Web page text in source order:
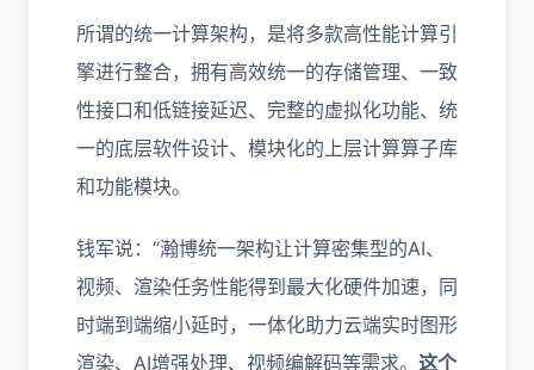
所谓的统一计算架构，是将多款高性能计算引
擎进行整合，拥有高效统一的存储管理、一致
性接口和低链接延迟、完整的虚拟化功能、统
一的底层软件设计、模块化的上层计算算子库
和功能模块。
钱军说：“瀚博统一架构让计算密集型的AI、
视频、渲染任务性能得到最大化硬件加速，同
时端到端缩小延时，一体化助力云端实时图形
渲染、AI增强处理、视频编解码等需求。 这个